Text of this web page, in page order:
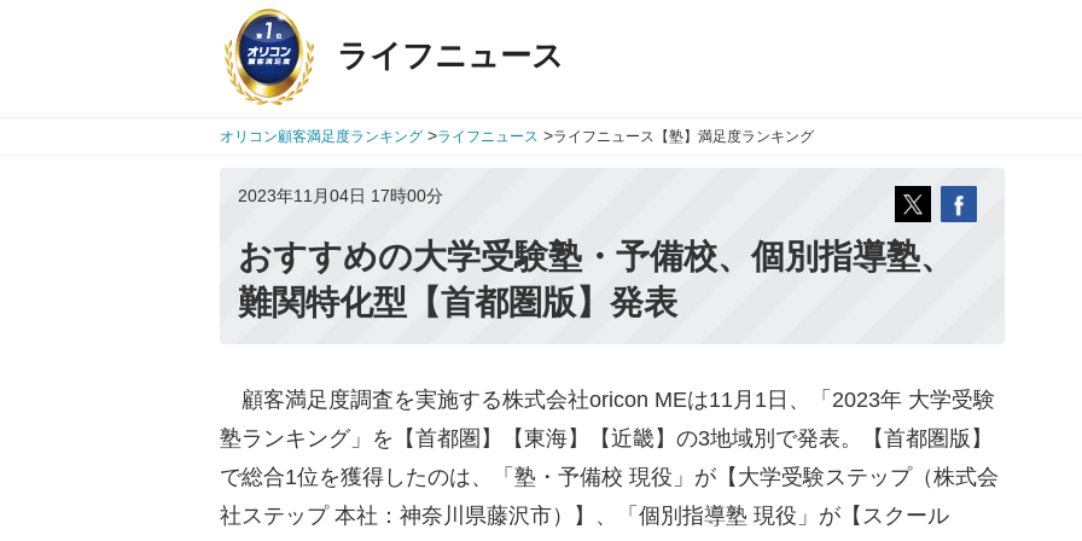
ライフニュース
オリコン顧客満足度ランキング >ライフニュース >ライフニュース 【塾】満足度ランキング
2023年11月04日 17時00分
おすすめの大学受験塾・予備校、個別指導塾、
難関特化型【首都圏版】発表
顧客満足度調査を実施する株式会社oricon MEは11月1日、「2023年 大学受験
塾ランキング」を【首都圏】【東海】【近畿】の3地域別で発表。【首都圏版】
で総合1位を獲得したのは、「塾・予備校 現役」が【大学受験ステップ（株式会
社ステップ 本社：神奈川県藤沢市）】、「個別指導塾 現役」が【スクール